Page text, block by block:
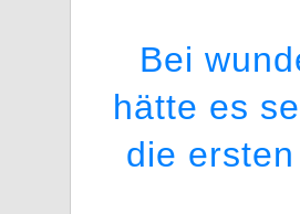
Bei
hätte es
die